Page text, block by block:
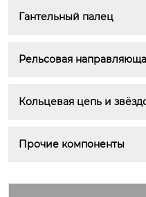
Гантельный палец
Рельсовая
Кольцевая цепь и
Прочие компоненты